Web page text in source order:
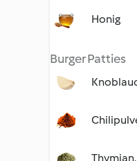
Honig
Burger Patties